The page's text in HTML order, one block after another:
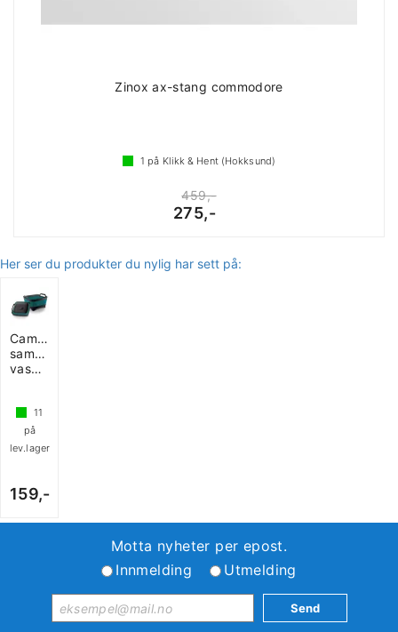
Zinox ax-stang commodore
1 på Klikk & Hent (Hokksund)
459,-
275,-
Her ser du produkter du nylig har sett på:
Camp4
sammenleggbar
vaskebalje
11
på
lev.lager
159,-
Motta nyheter per epost.
Innmelding
Utmelding